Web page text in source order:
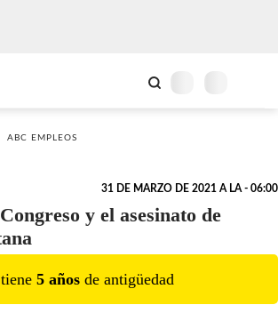
ABC EMPLEOS
31 DE MARZO DE 2021 A LA - 06:00
y el asesinato de
5 años de antigüedad